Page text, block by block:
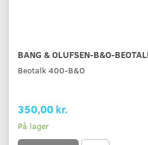
BANG & OLUFSEN-B&O-
Beotalk 400-B&O
350,00 kr.
På lager